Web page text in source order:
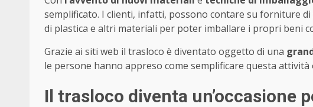
semplificato. I clienti, infatti, possono contare su forniture
di plastica e altri materiali per poter imballare i propri beni
Grazie ai siti web il trasloco è diventato oggetto di una
le persone hanno appreso come semplificare questa
Il trasloco diventa un’occasione